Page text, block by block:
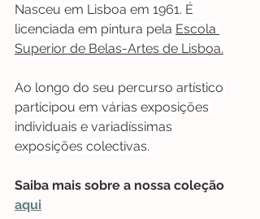
Nasceu em Lisboa em 1961. É
licenciada em pintura pela Escola
Superior de Belas-Artes de Lisboa.
Ao longo do seu percurso artístico
participou em várias exposições
individuais e variadíssimas
exposições colectivas.
Saiba mais sobre a nossa coleção
aqui